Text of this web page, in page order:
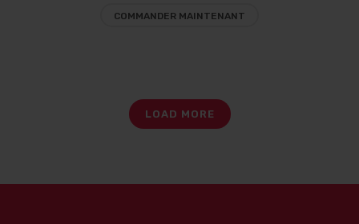
COMMANDER MAINTENANT
LOAD MORE